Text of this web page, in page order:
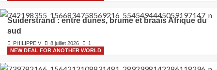
Suiderstrand : entre dunes, brume et braais Afrique du
sud
PHILIPPE V 8 juillet 2026
1
NEW DEAL FOR ANOTHER WORLD